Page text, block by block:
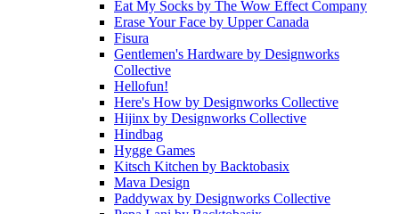
Eat My Socks by The Wow Effect Company
Erase Your Face by Upper Canada
Fisura
Gentlemen's Hardware by Designworks
Collective
Hellofun!
Here's How by Designworks Collective
Hijinx by Designworks Collective
Hindbag
Hygge Games
Kitsch Kitchen by Backtobasix
Mava Design
Paddywax by Designworks Collective